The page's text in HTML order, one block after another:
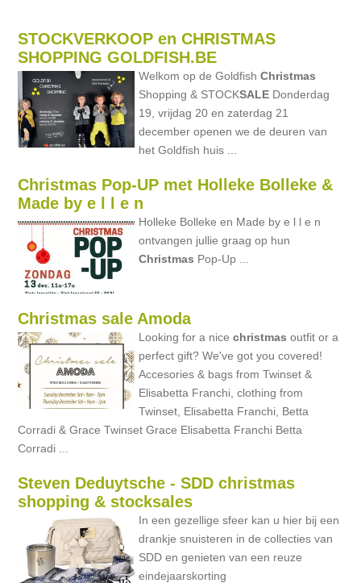
STOCKVERKOOP en CHRISTMAS
SHOPPING GOLDFISH.BE
Welkom op de GoldfishChristmas
Shopping & STOCKSALE Donderdag
19, vrijdag 20 en zaterdag 21
december openen we de deuren van
het Goldfish huis ...
Christmas Pop-UP met Holleke Bolleke &
Made by e l l e n
Holleke Bolleke en Made by e l l e n
ontvangen jullie graag op hun
Christmas Pop-Up ...
Christmas sale Amoda
Looking for a nicechristmas outfit or a
perfect gift? We've got you covered!
Accesories & bags from Twinset &
Elisabetta Franchi, clothing from
Twinset, Elisabetta Franchi, Betta
Corradi & Grace Twinset Grace Elisabetta Franchi Betta
Corradi ...
Steven Deduytsche - SDD christmas
shopping & stocksales
In een gezellige sfeer kan u hier bij een
drankje snuisteren in de collecties van
SDD en genieten van een reuze
eindejaarskorting